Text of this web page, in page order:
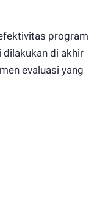
program
dilakukan di akhir
evaluasi yang